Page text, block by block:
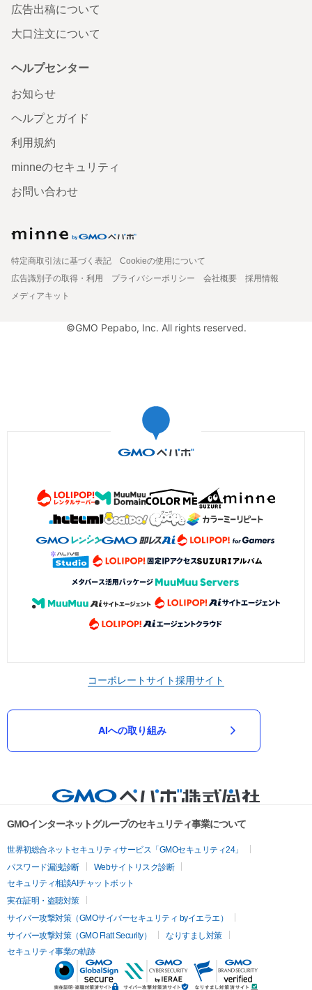
広告出稿について
大口注文について
ヘルプセンター
お知らせ
ヘルプとガイド
利用規約
minneのセキュリティ
お問い合わせ
特定商取引法に基づく表記
Cookieの使用について
広告識別子の取得・利用
プライバシーポリシー 会社概要
採用情報
メディアキット
©GMO Pepabo, Inc. All rights reserved.
コーポレートサイト採用サイト
AIへの取り組み
GMOインターネットグループのセキュリティ事業について
世界初総合ネットセキュリティサービス「GMOセキュリティ24」
パスワード漏洩診断
Webサイトリスク診断
セキュリティ相談AIチャットボット
実在証明・盗聴対策
サイバー攻撃対策（GMOサイバーセキュリティ byイエラエ）
サイバー攻撃対策（GMO Flatt Security）
なりすまし対策
セキュリティ事業の軌跡